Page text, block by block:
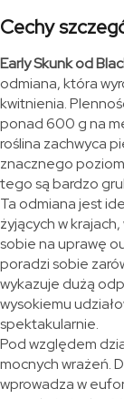
Cechy
Early Skunk od
odmiana, która
kwitnienia.
ponad 600 g na
roślina zachwyca
znacznego
tego są bardzo
Ta odmiana jest
żyjących w
sobie na uprawę
poradzi sobie
wykazuje dużą
wysokiemu
spektakularnie.
Pod względem
mocnych wrażeń.
wprowadza w